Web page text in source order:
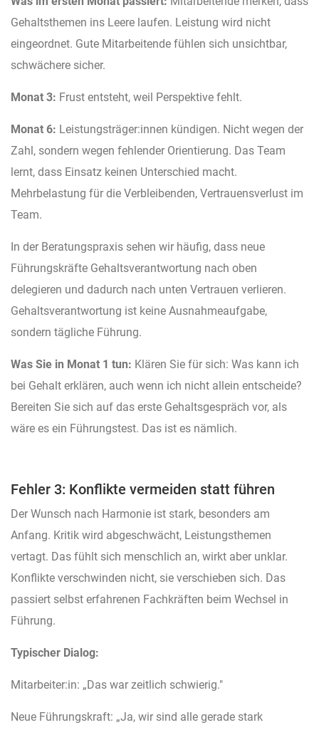
Gehaltsthemen ins Leere laufen. Leistung wird nicht
eingeordnet. Gute Mitarbeitende fühlen sich unsichtbar,
schwächere sicher.
Monat 3: Frust entsteht, weil Perspektive fehlt.
Monat 6: Leistungsträger:innen kündigen. Nicht wegen der
Zahl, sondern wegen fehlender Orientierung. Das Team
lernt, dass Einsatz keinen Unterschied macht.
Mehrbelastung für die Verbleibenden, Vertrauensverlust im
Team.
In der Beratungspraxis sehen wir häufig, dass neue
Führungskräfte Gehaltsverantwortung nach oben
delegieren und dadurch nach unten Vertrauen verlieren.
Gehaltsverantwortung ist keine Ausnahmeaufgabe,
sondern tägliche Führung.
Was Sie in Monat 1 tun: Klären Sie für sich: Was kann ich
bei Gehalt erklären, auch wenn ich nicht allein entscheide?
Bereiten Sie sich auf das erste Gehaltsgespräch vor, als
wäre es ein Führungstest. Das ist es nämlich.
Fehler 3: Konflikte vermeiden statt führen
Der Wunsch nach Harmonie ist stark, besonders am
Anfang. Kritik wird abgeschwächt, Leistungsthemen
vertagt. Das fühlt sich menschlich an, wirkt aber unklar.
Konflikte verschwinden nicht, sie verschieben sich. Das
passiert selbst erfahrenen Fachkräften beim Wechsel in
Führung.
Typischer Dialog:
Mitarbeiter:in: „Das war zeitlich schwierig."
Neue Führungskraft: „Ja, wir sind alle gerade stark